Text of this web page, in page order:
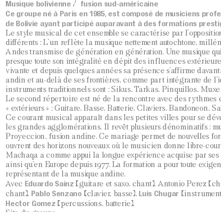
Musique bolivienne / fusion sud-américaine
Ce groupe né à Paris en 1985, est composé de musiciens
de Bolivie ayant participé auparavant à des formations
Le style musical de cet ensemble se caractérise par
différents : L’un reflète la musique nettement autochtone,
Andes transmise de génération en génération. Une musique
presque toute son intégralité en dépit des influences
vivante et depuis quelques années sa présence s’affirme
andin et au-delà de ses frontières, comme part intégrante de
instruments traditionnels sont : Sikus, Tarkas, Pinquillos,
Le second répertoire est né de la rencontre avec des rythmes
« extérieurs » : Guitare, Basse, Batterie, Claviers, Bandoneon,
Ce courant musical apparaît dans les petites villes pour se
les grandes agglomérations. Il revêt plusieurs dénominatifs :
Proyeccion, fusion andine. Ce mariage permet de nouvelles
ouvrent des horizons nouveaux où le musicien donne libre-
Machaqa a comme appui la longue expérience acquise par
ainsi qu’en Europe depuis 1977. La formation a pour toute
représentant de la musique andine.
Avec Eduardo Sainz (guitare et saxo, chant), Antonio Perez
chant), Pablo Senzano (clavier, basse), Luis Chugar
Hector Gomez (percussions, batterie).